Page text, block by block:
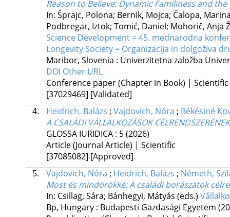
Reason to Believe: Dynamic Familiness and
In: Šprajc, Polona; Bernik, Mojca; Čalopa,
Podbregar, Iztok; Tomić, Daniel; Mohorič, Anja
Science Development = 45. mednarodna
Longevity Society = Organizacija in dolgoživa
Maribor, Slovenia : Univerzitetna založba
DOI Other URL
Conference paper (Chapter in Book) | Scientific
[37029469] [Validated]
4.
Heidrich, Balázs ; Vajdovich, Nóra ; Békésiné
A CSALÁDI VÁLLALKOZÁSOK
GLOSSA IURIDICA : 5(2026)
Article (Journal Article) | Scientific
[37085082] [Approved]
5.
Vajdovich, Nóra ; Heidrich, Balázs ; Németh,
Most és mindörökké: A családi borászatok
In: Csillag, Sára; Bánhegyi, Mátyás (eds.)
Bp, Hungary : Budapesti Gazdasági Egyetem